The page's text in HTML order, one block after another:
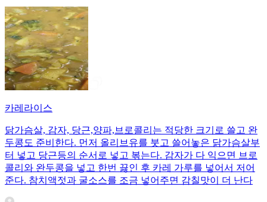
카레라이스
닭가슴살, 감자, 당근,양파,브로콜리는 적당한 크기로 쓸고 완
두콩도 준비한다. 먼저 올리브유를 붓고 쓸어놓은 닭가슴살부
터 넣고 당근등의 순서로 넣고 볶는다. 감자가 다 익으면 브로
콜리와 완두콩을 넣고 한번 끓인 후 카레 가루를 넣어서 저어
준다. 참치액젓과 굴소스를 조금 넣어주면 감칠맛이 더 난다